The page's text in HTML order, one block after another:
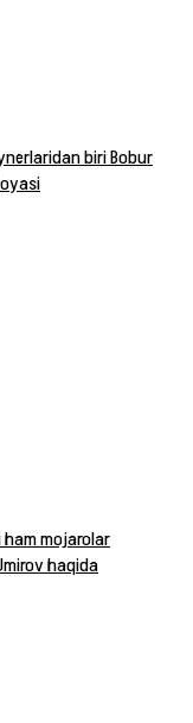
biri Bobur
mojarolar
haqida